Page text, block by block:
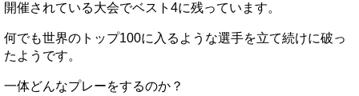
開催されている大会でベスト4に残っています。
何でも世界のトップ100に入るような選手を立て続けに破っ
たようです。
一体どんなプレーをするのか？